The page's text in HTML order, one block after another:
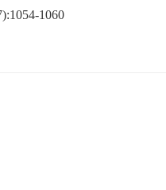
1060